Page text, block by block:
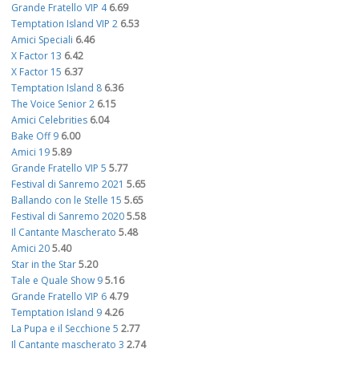
Grande Fratello VIP 4 6.69
Temptation Island VIP 2 6.53
Amici Speciali 6.46
X Factor 13 6.42
X Factor 15 6.37
Temptation Island 8 6.36
The Voice Senior 2 6.15
Amici Celebrities 6.04
Bake Off 9 6.00
Amici 195.89
Grande Fratello VIP 5 5.77
Festival di Sanremo 2021 5.65
Ballando con le Stelle 15 5.65
Festival di Sanremo 20205.58
Il Cantante Mascherato 5.48
Amici 205.40
Star in the Star5.20
Tale e Quale Show 95.16
Grande Fratello VIP 6 4.79
Temptation Island 9 4.26
La Pupa e il Secchione 5 2.77
Il Cantante mascherato 3 2.74